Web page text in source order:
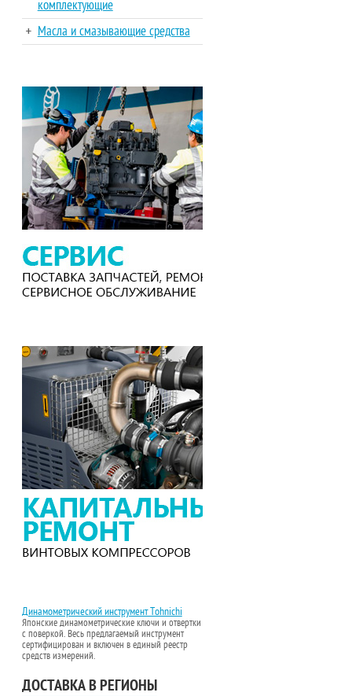
комплектующие
Масла и смазывающие средства
Динамометрический инструмент Tohnichi
Японские динамометрические ключи и отвертки
с поверкой. Весь предлагаемый инструмент
сертифицирован и включен в единый реестр
средств измерений.
ДОСТАВКА В РЕГИОНЫ